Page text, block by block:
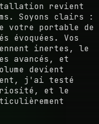
revient
Soyons clairs :
votre portable de
évoquées. Vos
inertes, le
avancés, et
devient
j'ai testé
et le